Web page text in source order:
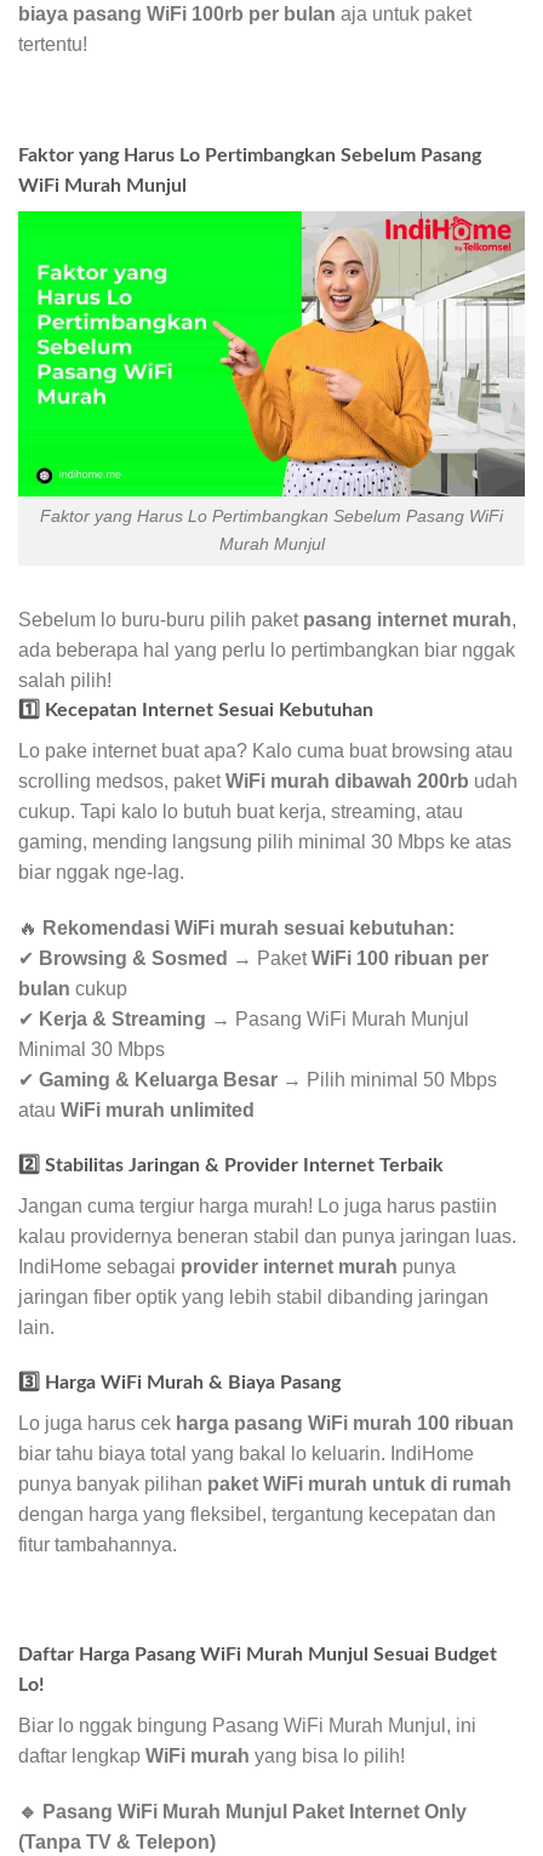
biaya pasang WiFi 100rb per bulan aja untuk paket
tertentu!
Faktor yang Harus Lo Pertimbangkan Sebelum Pasang
WiFi Murah Munjul
Faktor yang Harus Lo Pertimbangkan Sebelum Pasang WiFi
Murah Munjul
Sebelum lo buru-buru pilih paket pasang internet murah,
ada beberapa hal yang perlu lo pertimbangkan biar nggak
salah pilih!
1️⃣ Kecepatan Internet Sesuai Kebutuhan
Lo pake internet buat apa? Kalo cuma buat browsing atau
scrolling medsos, paketWiFi murah dibawah 200rb udah
cukup. Tapi kalo lo butuh buat kerja, streaming, atau
gaming, mending langsung pilih minimal 30 Mbps ke atas
biar nggak nge-lag.
🔥 Rekomendasi WiFi murah sesuai kebutuhan:
✔ Browsing & Sosmed → PaketWiFi 100 ribuan per
bulan cukup
✔ Kerja & Streaming → Pasang WiFi Murah Munjul
Minimal 30 Mbps
✔ Gaming & Keluarga Besar → Pilih minimal 50 Mbps
atau WiFi murah unlimited
2️⃣ Stabilitas Jaringan & Provider Internet Terbaik
Jangan cuma tergiur harga murah! Lo juga harus pastiin
kalau providernya beneran stabil dan punya jaringan luas.
IndiHome sebagai provider internet murah punya
jaringan fiber optik yang lebih stabil dibanding jaringan
lain.
3️⃣ Harga WiFi Murah & Biaya Pasang
Lo juga harus cek harga pasang WiFi murah 100 ribuan
biar tahu biaya total yang bakal lo keluarin. IndiHome
punya banyak pilihan paket WiFi murah untuk di rumah
dengan harga yang fleksibel, tergantung kecepatan dan
fitur tambahannya.
Daftar Harga Pasang WiFi Murah Munjul Sesuai Budget
Lo!
Biar lo nggak bingung Pasang WiFi Murah Munjul, ini
daftar lengkap WiFi murah yang bisa lo pilih!
🔹 Pasang WiFi Murah Munjul Paket Internet Only
(Tanpa TV & Telepon)